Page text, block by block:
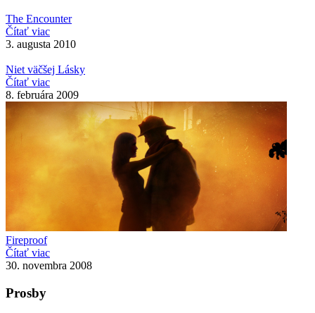
The Encounter
Čítať viac
3. augusta 2010
Niet väčšej Lásky
Čítať viac
8. februára 2009
Fireproof
Čítať viac
30. novembra 2008
Prosby